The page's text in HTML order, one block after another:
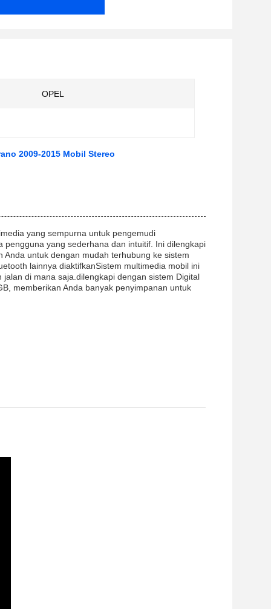
OPEL
2009-2015 Mobil Stereo
yang sempurna untuk pengemudi
yang sederhana dan intuitif. Ini dilengkapi
untuk dengan mudah terhubung ke sistem
lainnya diaktifkanSistem multimedia mobil ini
di mana saja.dilengkapi dengan sistem Digital
memberikan Anda banyak penyimpanan untuk